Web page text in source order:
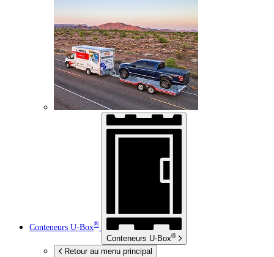
Conteneurs U-Box®
Conteneurs U-Box®
Retour au menu principal